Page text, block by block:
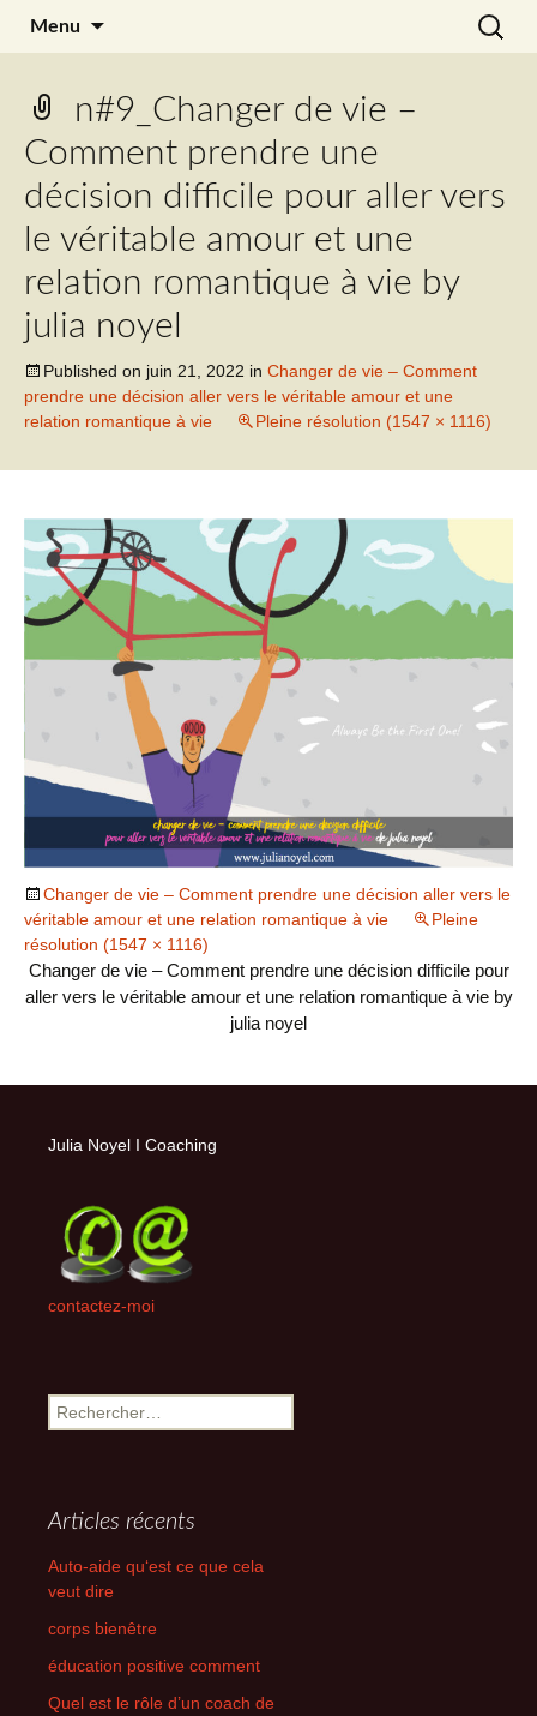
Julia Noyel
Menu
n#9_Changer de vie –
Comment prendre une
décision difficile pour aller vers
le véritable amour et une
relation romantique à vie by
julia noyel
Published on juin 21, 2022 in Changer de vie – Comment
prendre une décision aller vers le véritable amour et une
relation romantique à vie
Pleine résolution (1547 × 1116)
Changer de vie – Comment prendre une décision aller vers le
véritable amour et une relation romantique à vie
Pleine
résolution (1547 × 1116)
Changer de vie – Comment prendre une décision difficile pour
aller vers le véritable amour et une relation romantique à vie by
julia noyel
Julia Noyel I Coaching
contactez-moi
Rechercher :
Articles récents
Auto-aide qu‘est ce que cela
veut dire
corps bienêtre
éducation positive comment
Quel est le rôle d’un coach de